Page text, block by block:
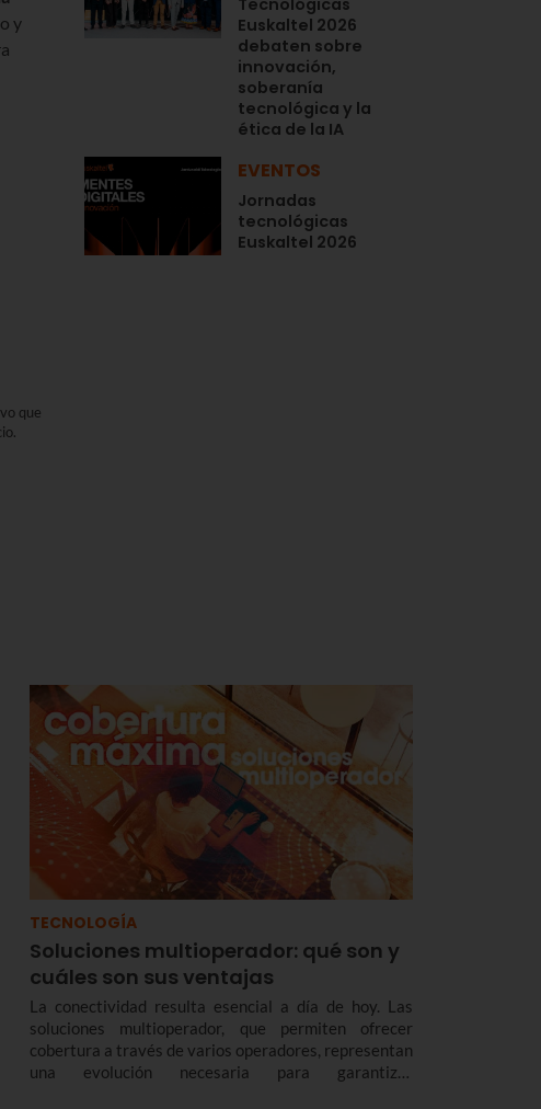
y
que
Tecnológicas
Euskaltel 2026
debaten sobre
innovación,
soberanía
tecnológica y la
ética de la IA
EVENTOS
Jornadas
tecnológicas
Euskaltel 2026
TECNOLOGÍA
Soluciones multioperador: qué son y
cuáles son sus ventajas
La conectividad resulta esencial a día de hoy. Las
soluciones multioperador, que permiten ofrecer
cobertura a través de varios operadores, representan
una evolución necesaria para garantizar